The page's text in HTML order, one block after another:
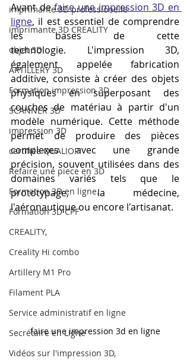
imprimante 3D professionelle
imprimante 3D CREALITY
objet 3D
ARTILLERY 3D
Formation impression 3D
SCANNER 3D
impression 3D
certifiée QUALIOPI
Refaire une piece en 3D
Formation 3D en ligne.
Formation 3D CPF
CREALITY,
Creality Hi combo
Artillery M1 Pro
Filament PLA
Service administratif en ligne
Secrétaire en Ligne
Vidéos sur l'impression 3D,
Avant de faire une impression 3D en
ligne, il est essentiel de comprendre
les bases de cette
technologie. L'impression 3D,
également appelée fabrication
additive, consiste à créer des objets
physiques en superposant des
couches de matériau à partir d'un
modèle numérique. Cette méthode
permet de produire des pièces
complexes avec une grande
précision, souvent utilisées dans des
domaines variés tels que le
prototypage, la médecine,
l'aéronautique ou encore l'artisanat.
faire une impression 3d en ligne